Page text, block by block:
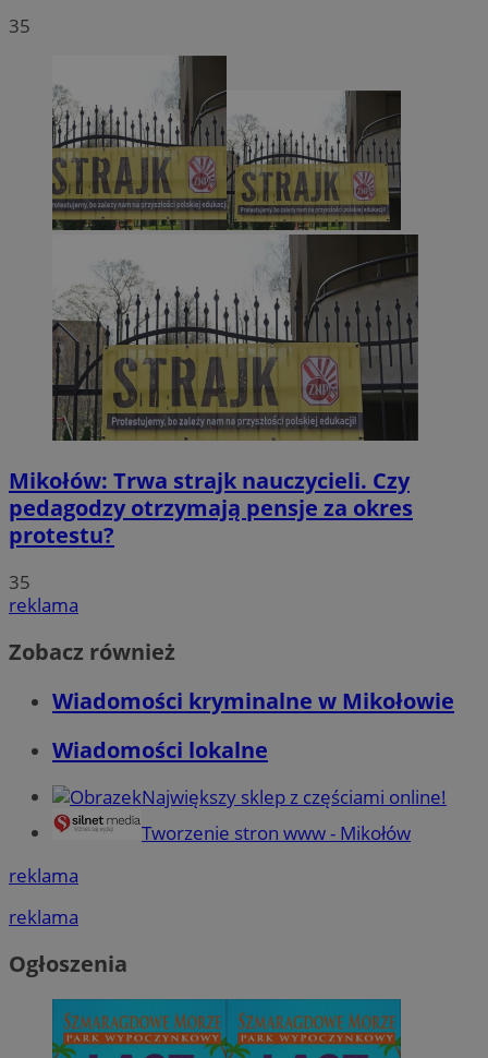
35
Mikołów: Trwa strajk nauczycieli. Czy
pedagodzy otrzymają pensje za okres
protestu?
35
reklama
Zobacz również
Wiadomości kryminalne w Mikołowie
Wiadomości lokalne
Największy sklep z częściami online!
Tworzenie stron www - Mikołów
reklama
reklama
Ogłoszenia